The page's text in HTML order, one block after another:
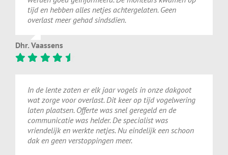
tijd en hebben alles netjes achtergelaten. Geen
overlast meer gehad sindsdien.
Dhr. Vaassens
In de lente zaten er elk jaar vogels in onze dakgoot
wat zorge voor overlast. Dit keer op tijd vogelwering
laten plaatsen. Offerte was snel geregeld en de
communicatie was helder. De specialist was
vriendelijk en werkte netjes. Nu eindelijk een schoon
dak en geen verstoppingen meer.